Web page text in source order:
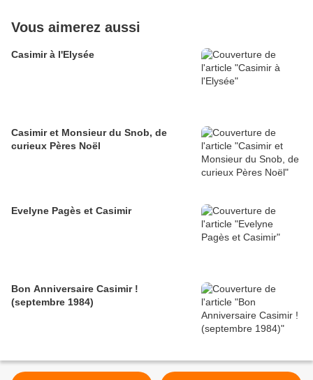
Vous aimerez aussi
Casimir à l'Elysée
Casimir et Monsieur du Snob, de
curieux Pères Noël
Evelyne Pagès et Casimir
Bon Anniversaire Casimir !
(septembre 1984)